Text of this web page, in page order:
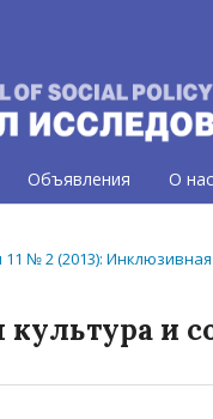
Объявления О нас
11 № 2 (2013):
и